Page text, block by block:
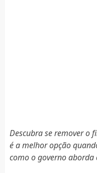
Descubra se remover o
é a melhor opção
como o governo aborda